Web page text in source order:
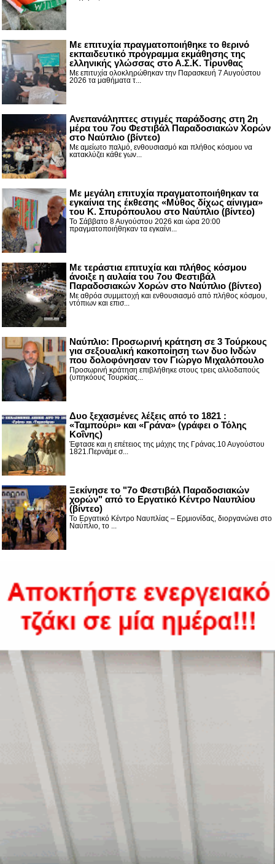
Με επιτυχία πραγματοποιήθηκε το θερινό
εκπαιδευτικό πρόγραμμα εκμάθησης της
ελληνικής γλώσσας στο Α.Σ.Κ. Τίρυνθας
Με επιτυχία ολοκληρώθηκαν την Παρασκευή 7 Αυγούστου
2026 τα μαθήματα τ...
Ανεπανάληπτες στιγμές παράδοσης στη 2η
μέρα του 7ου Φεστιβάλ Παραδοσιακών Χορών
στο Ναύπλιο (βίντεο)
Με αμείωτο παλμό, ενθουσιασμό και πλήθος κόσμου να
κατακλύζει κάθε γων...
Με μεγάλη επιτυχία πραγματοποιήθηκαν τα
εγκαίνια της έκθεσης «Μύθος δίχως αίνιγμα»
του Κ. Σπυρόπουλου στο Ναύπλιο (βίντεο)
Το Σάββατο 8 Αυγούστου 2026 και ώρα 20:00
πραγματοποιήθηκαν τα εγκαίνι...
Με τεράστια επιτυχία και πλήθος κόσμου
άνοιξε η αυλαία του 7ου Φεστιβάλ
Παραδοσιακών Χορών στο Ναύπλιο (βίντεο)
Με αθρόα συμμετοχή και ενθουσιασμό από πλήθος κόσμου,
ντόπιων και επισ...
Ναύπλιο: Προσωρινή κράτηση σε 3 Τούρκους
για σεξουαλική κακοποίηση των δυο Ινδών
που δολοφόνησαν τον Γιώργο Μιχαλόπουλο
Προσωρινή κράτηση επιβλήθηκε στους τρεις αλλοδαπούς
(υπηκόους Τουρκίας...
Δυο ξεχασμένες λέξεις από το 1821 :
«Ταμπούρι» και «Γράνα» (γράφει ο Τόλης
Κοΐνης)
Έφτασε και η επέτειος της μάχης της Γράνας.10 Αυγούστου
1821.Περνάμε σ...
Ξεκίνησε το "7ο Φεστιβάλ Παραδοσιακών
χορών" από το Εργατικό Κέντρο Ναυπλίου
(βίντεο)
Το Εργατικό Κέντρο Ναυπλίας – Ερμιονίδας, διοργανώνει στο
Ναύπλιο, το ...